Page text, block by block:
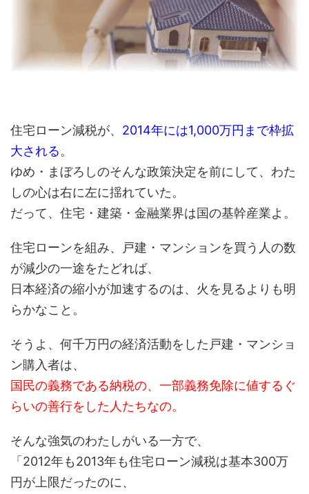
住宅ローン減税が、 2014年には1,000万円まで枠拡
大される。
ゆめ・まぼろしのそんな政策決定を前にして、わた
しの心は右に左に揺れていた。
だって、住宅・建築・金融業界は国の基幹産業よ。
住宅ローンを組み、戸建・マンションを買う人の数
が減少の一途をたどれば、
日本経済の縮小が加速するのは、火を見るよりも明
らかなこと。
そうよ、何千万円の経済活動をした戸建・マンショ
ン購入者は、
国民の義務である納税の、一部義務免除に値するぐ
らいの善行をした人たちなの。
そんな強気のわたしがいる一方で、
「2012年も2013年も住宅ローン減税は基本300万
円が上限だったのに、